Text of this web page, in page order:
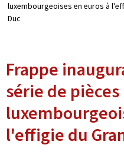
luxembourgeoises en euros à
Duc
Frappe
série de pièces
l'effigie du